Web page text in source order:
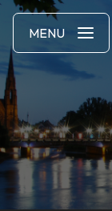
MENU